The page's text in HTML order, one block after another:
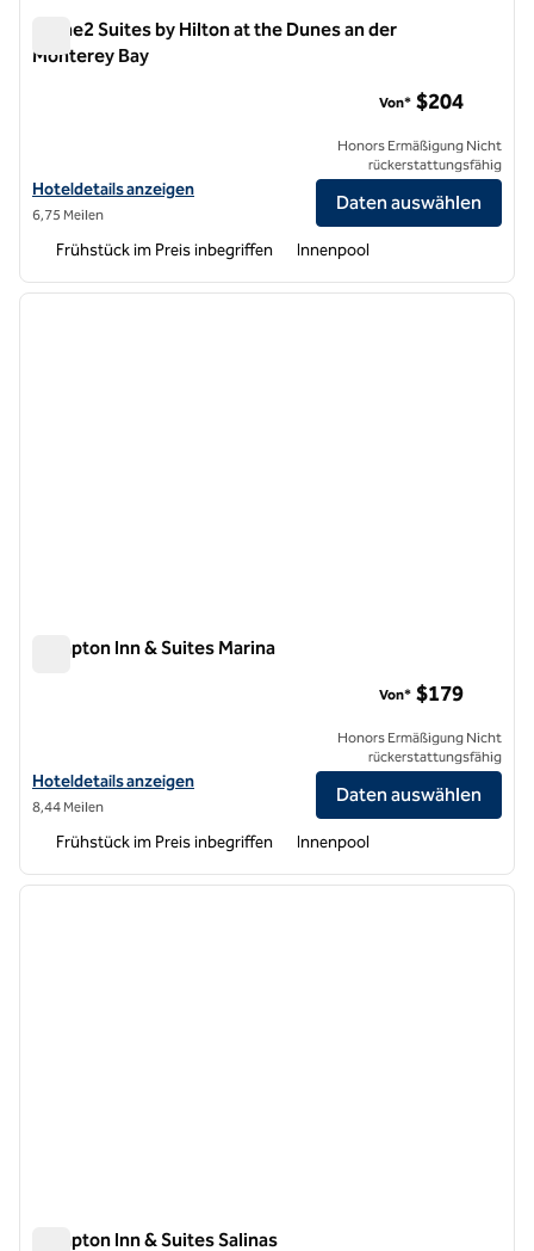
Home2 Suites by Hilton at the Dunes an der
Monterey Bay
Hoteldetails für Home2 Suites by Hilton at the Dunes in Monterey
Hoteldetails anzeigen
6,75 Meilen
Von* $204
Honors Ermäßigung Nicht
rückerstattungsfähig
Daten auswählen
Frühstück im Preis inbegriffen Innenpool
1 von 12
Hampton Inn & Suites Marina
Hoteldetails für Hampton Inn & Suites Marina anzeigen
Hoteldetails anzeigen
8,44 Meilen
Von* $179
Honors Ermäßigung Nicht
rückerstattungsfähig
Daten auswählen
Frühstück im Preis inbegriffen Innenpool
1 von 12
Hampton Inn & Suites Salinas